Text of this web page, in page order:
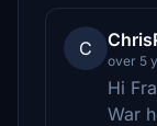
C
over 5
Hi
War